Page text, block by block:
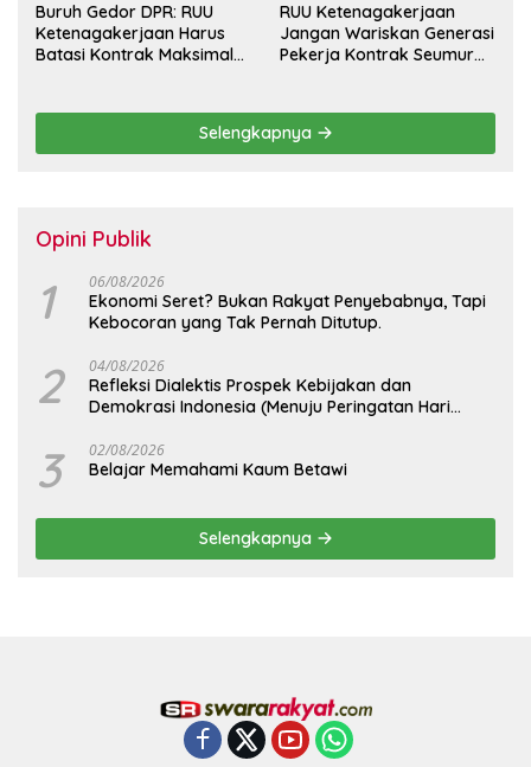
Buruh Gedor DPR: RUU
Ketenagakerjaan Harus
Batasi Kontrak Maksimal
RUU Ketenagakerjaan
Jangan Wariskan Generasi
Pekerja Kontrak Seumur
Selengkapnya
Opini Publik
1 06/08/2026
Ekonomi Seret? Bukan Rakyat Penyebabnya, Tapi
Kebocoran yang Tak Pernah Ditutup.
2 04/08/2026
Refleksi Dialektis Prospek Kebijakan dan
Demokrasi Indonesia (Menuju Peringatan Hari
3 02/08/2026
Belajar Memahami Kaum Betawi
Selengkapnya